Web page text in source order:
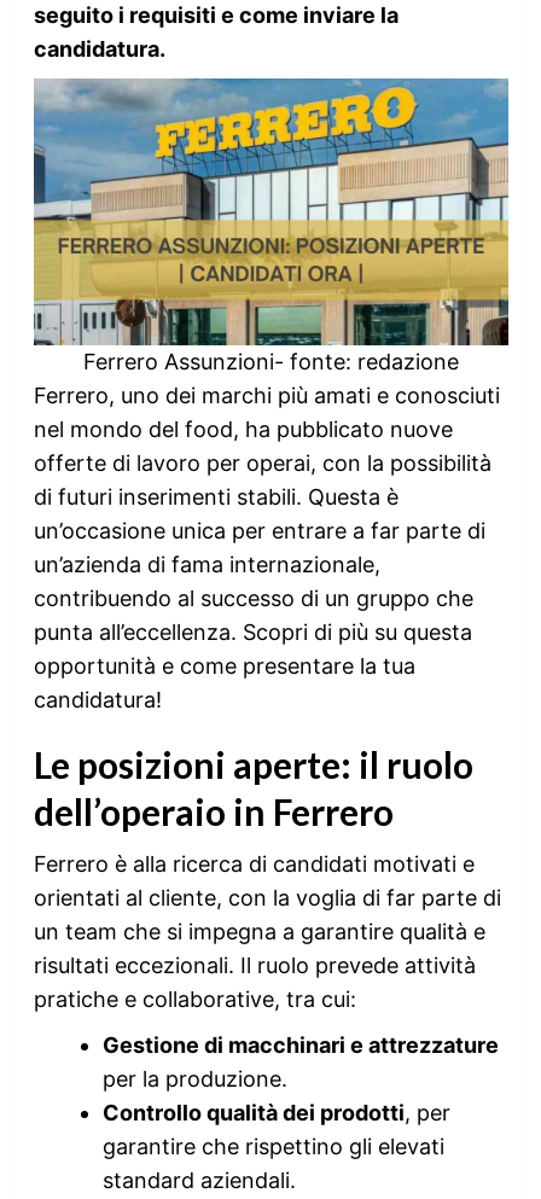
seguito i requisiti e come inviare la
candidatura.
Ferrero Assunzioni- fonte: redazione
Ferrero, uno dei marchi più amati e conosciuti
nel mondo del food, ha pubblicato nuove
offerte di lavoro per operai, con la possibilità
di futuri inserimenti stabili. Questa è
un’occasione unica per entrare a far parte di
un’azienda di fama internazionale,
contribuendo al successo di un gruppo che
punta all’eccellenza. Scopri di più su questa
opportunità e come presentare la tua
candidatura!
Le posizioni aperte: il ruolo
dell’operaio in Ferrero
Ferrero è alla ricerca di candidati motivati e
orientati al cliente, con la voglia di far parte di
un team che si impegna a garantire qualità e
risultati eccezionali. Il ruolo prevede attività
pratiche e collaborative, tra cui:
Gestione di macchinari e attrezzature
per la produzione.
Controllo qualità dei prodotti, per
garantire che rispettino gli elevati
standard aziendali.